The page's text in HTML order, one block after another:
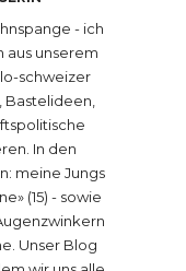
- ich
unserem
schweizer
Bastelideen,
In den
meine Jungs
(15) - sowie
Unser Blog